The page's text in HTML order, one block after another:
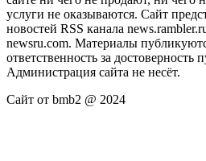
услуги не оказываются. Сайт
новостей RSS канала
newsru.com. Материалы
ответственность за достоверность
Администрация сайта не несёт.
Сайт от bmb2 @ 2024